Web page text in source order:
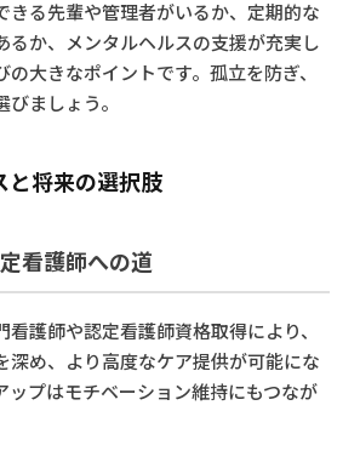
きる先輩や管理者がいるか、定期的な
るか、メンタルヘルスの支援が充実し
大きなポイントです。孤立を防ぎ、
ましょう。
と将来の選択肢
看護師への道
護師や認定看護師資格取得により、
深め、より高度なケア提供が可能にな
ップはモチベーション維持にもつなが